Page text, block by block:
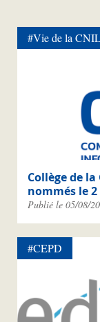
Collège de
nommés le
Publié le 05/08/
#Vie de la
#CEPD